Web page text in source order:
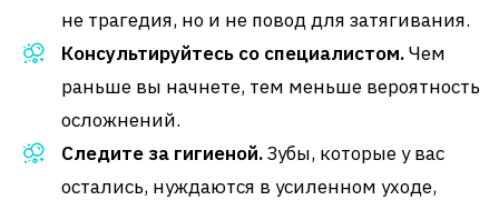
не трагедия, но и не повод для затягивания.
Консультируйтесь со специалистом.Чем
раньше вы начнете, тем меньше вероятность
осложнений.
Следите за гигиеной.Зубы, которые у вас
остались, нуждаются в усиленном уходе,